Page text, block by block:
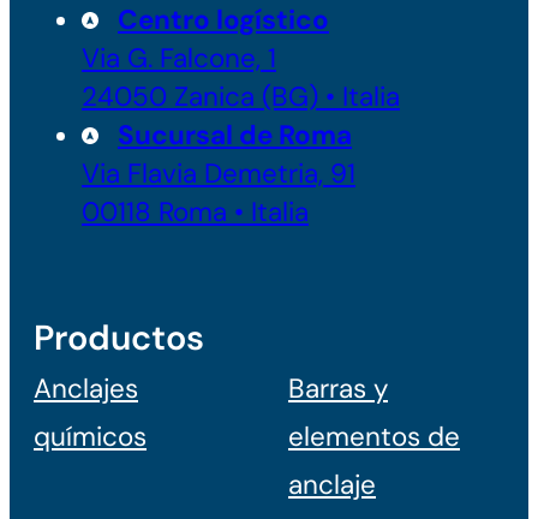
Centro logístico
Via G. Falcone, 1
24050 Zanica (BG) • Italia
Sucursal de Roma
Via Flavia Demetria, 91
00118 Roma • Italia
Productos
Anclajes
químicos
Barras y
elementos de
anclaje